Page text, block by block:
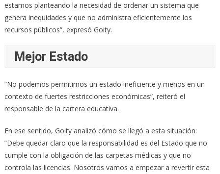
estamos planteando la necesidad de ordenar un sistema que
genera inequidades y que no administra eficientemente los
recursos públicos”, expresó Goity.
Mejor Estado
“No podemos permitirnos un estado ineficiente y menos en un
contexto de fuertes restricciones económicas”, reiteró el
responsable de la cartera educativa.
En ese sentido, Goity analizó cómo se llegó a esta situación:
“Debe quedar claro que la responsabilidad es del Estado que no
cumple con la obligación de las carpetas médicas y que no
controla las licencias. Nosotros vamos a empezar a revertir esta